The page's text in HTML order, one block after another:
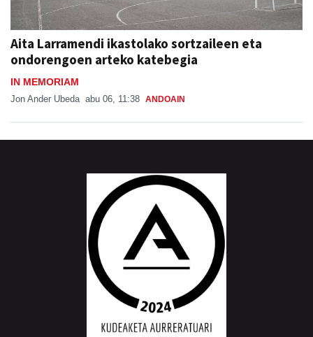
Aita Larramendi ikastolako sortzaileen eta
ondorengoen arteko katebegia
IN MEMORIAM
Jon Ander Ubeda abu 06, 11:38 ANDOAIN